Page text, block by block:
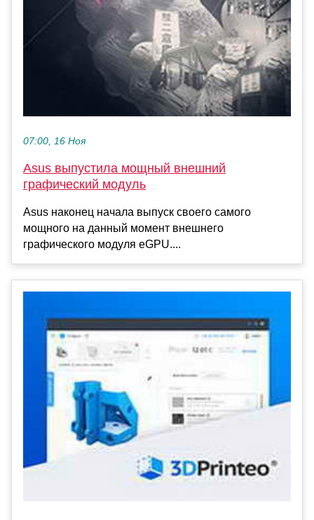
07:00, 16 Ноя
Asus выпустила мощный внешний
графический модуль
Asus наконец начала выпуск своего самого
мощного на данный момент внешнего
графического модуля eGPU....